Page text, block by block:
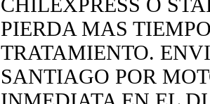
PIERDA MAS
TRATAMIENTO.
SANTIAGO POR